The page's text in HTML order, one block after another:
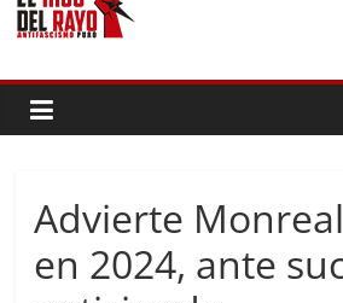
Advierte
en 2024, ante